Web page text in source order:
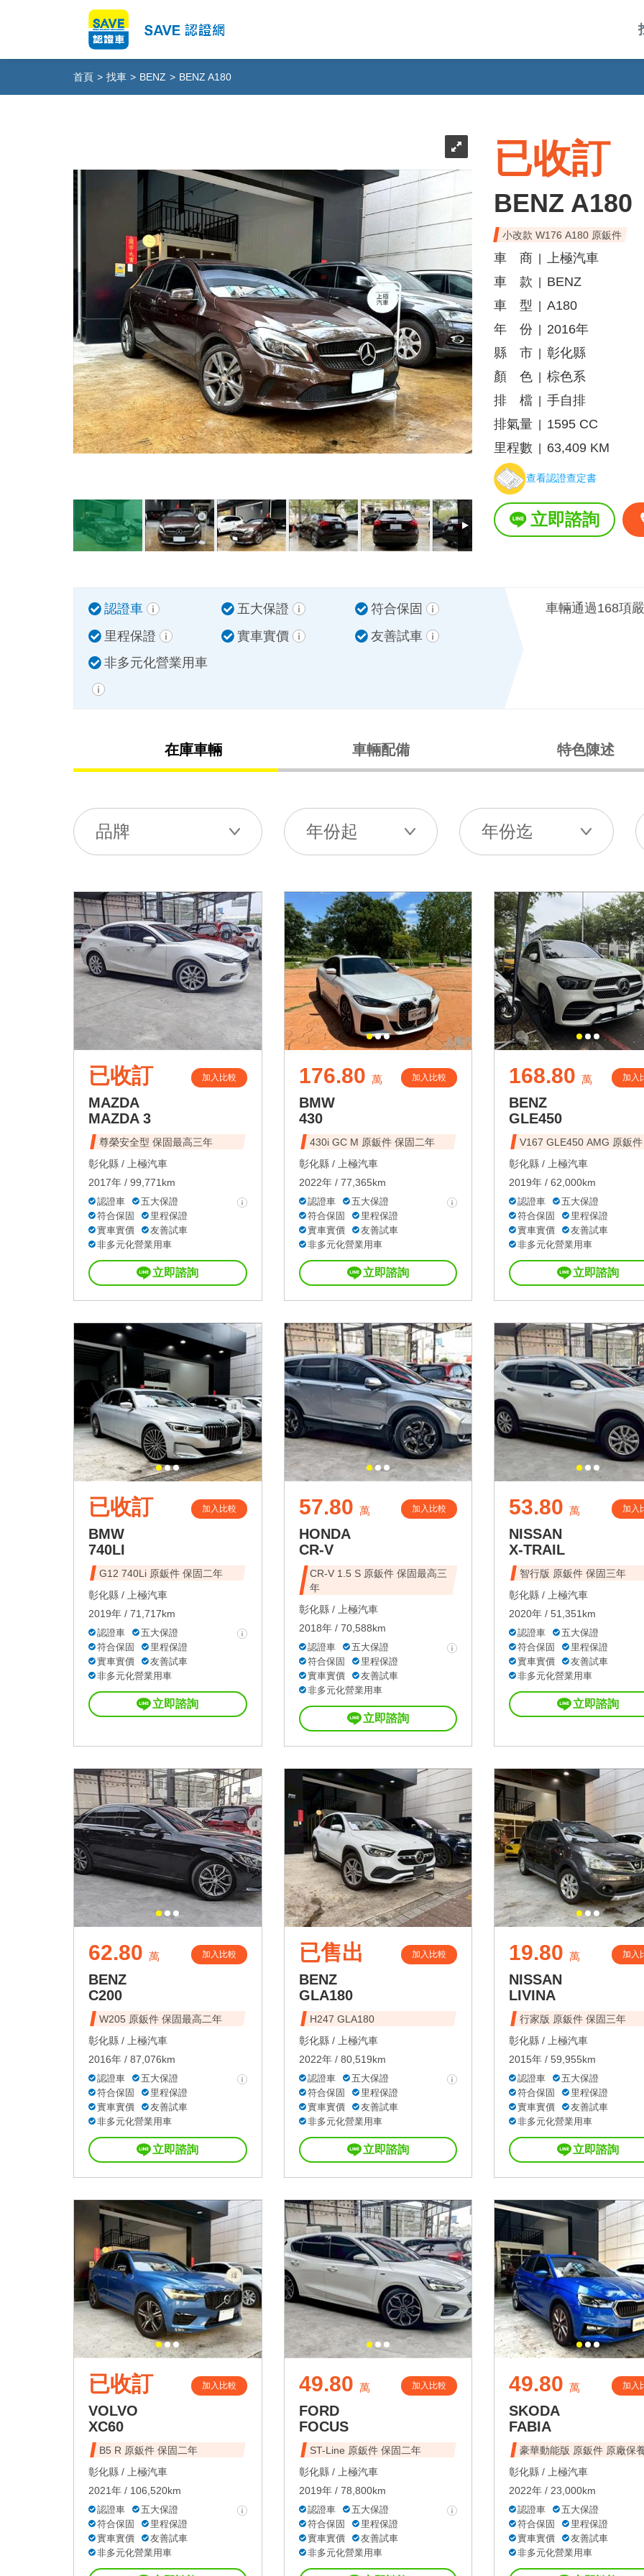
首頁 > 找車 > BENZ > BENZ A180
已收訂
BENZ A180
小改款 W176 A180 原鈑件
車 商
上極汽車
車 款
BENZ
車 型
A180
年 份
2016年
縣 市
彰化縣
顏 色
棕色系
排 檔
手自排
排氣量
1595 CC
里程數
63,409 KM
查看認證查定書
立即諮詢
認證車 五大保證
符合保固
里程保證
實車實價
友善試車
非多元化營業用車
車輛通過168項
在庫車輛 車輛配備 特色陳述
已收訂 加入比較
MAZDA
MAZDA 3
尊榮安全型 保固最高三年
彰化縣 /
上極汽車
2017年 / 99,771km
認證車
五大保證
符合保固
里程保證
實車實價
友善試車
非多元化營業用車
立即諮詢
176.80 萬 加入比較
BMW
430
430i GC M 原鈑件 保固二年
彰化縣 /
上極汽車
2022年 / 77,365km
認證車
五大保證
符合保固
里程保證
實車實價
友善試車
非多元化營業用車
立即諮詢
168.80 萬 加入
BENZ
GLE450
V167 GLE450 AMG 原鈑件
彰化縣 /
上極汽車
2019年 / 62,000km
認證車
五大保證
符合保固
里程保證
實車實價
友善試車
非多元化營業用車
立即諮詢
已收訂 加入比較
BMW
740LI
G12 740Li 原鈑件 保固二年
彰化縣 /
上極汽車
2019年 / 71,717km
認證車
五大保證
符合保固
里程保證
實車實價
友善試車
非多元化營業用車
立即諮詢
57.80 萬 加入比較
HONDA
CR-V
CR-V 1.5 S 原鈑件 保固最高三
年
彰化縣 /
上極汽車
2018年 / 70,588km
認證車
五大保證
符合保固
里程保證
實車實價
友善試車
非多元化營業用車
立即諮詢
53.80 萬 加入
NISSAN
X-TRAIL
智行版 原鈑件 保固三年
彰化縣 /
上極汽車
2020年 / 51,351km
認證車
五大保證
符合保固
里程保證
實車實價
友善試車
非多元化營業用車
立即諮詢
62.80 萬 加入比較
BENZ
C200
W205 原鈑件 保固最高二年
彰化縣 /
上極汽車
2016年 / 87,076km
認證車
五大保證
符合保固
里程保證
實車實價
友善試車
非多元化營業用車
立即諮詢
已售出 加入比較
BENZ
GLA180
H247 GLA180
彰化縣 /
上極汽車
2022年 / 80,519km
認證車
五大保證
符合保固
里程保證
實車實價
友善試車
非多元化營業用車
立即諮詢
19.80 萬 加入
NISSAN
LIVINA
行家版 原鈑件 保固三年
彰化縣 /
上極汽車
2015年 / 59,955km
認證車
五大保證
符合保固
里程保證
實車實價
友善試車
非多元化營業用車
立即諮詢
已收訂 加入比較
VOLVO
XC60
B5 R 原鈑件 保固二年
彰化縣 /
上極汽車
2021年 / 106,520km
認證車
五大保證
符合保固
里程保證
實車實價
友善試車
非多元化營業用車
49.80 萬 加入比較
FORD
FOCUS
ST-Line 原鈑件 保固二年
彰化縣 /
上極汽車
2019年 / 78,800km
認證車
五大保證
符合保固
里程保證
實車實價
友善試車
非多元化營業用車
49.80 萬 加入
SKODA
FABIA
豪華動能版 原鈑件 原廠保
彰化縣 /
上極汽車
2022年 / 23,000km
認證車
五大保證
符合保固
里程保證
實車實價
友善試車
非多元化營業用車